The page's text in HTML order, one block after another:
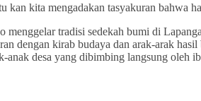
kan kita mengadakan tasyakuran bahwa
menggelar tradisi sedekah bumi di
dengan kirab budaya dan arak-arak
anak desa yang dibimbing langsung oleh